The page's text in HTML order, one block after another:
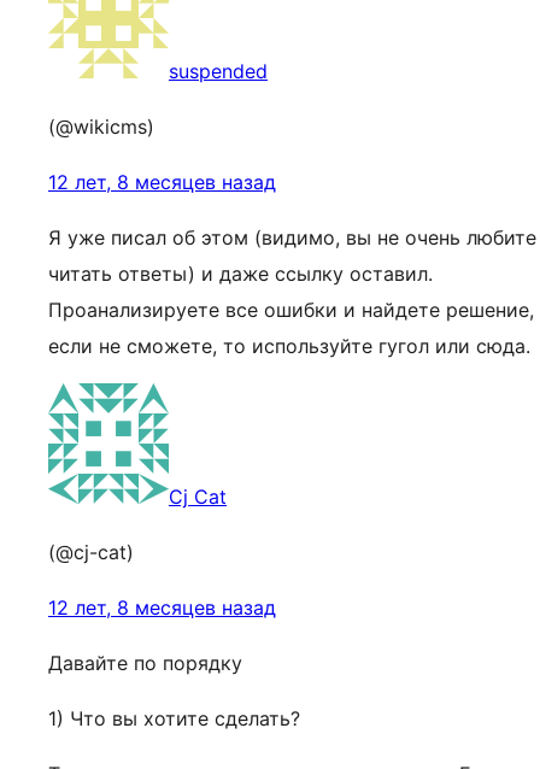
suspended
(@wikicms)
12 лет, 8 месяцев назад
Я уже писал об этом (видимо, вы не очень любите
читать ответы) и даже ссылку оставил.
Проанализируете все ошибки и найдете решение,
если не сможете, то используйте гугол или сюда.
Cj Cat
(@cj-cat)
12 лет, 8 месяцев назад
Давайте по порядку
1) Что вы хотите сделать?